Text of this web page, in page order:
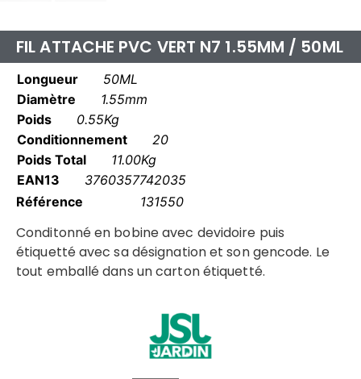
FIL ATTACHE PVC VERT N7 1.55MM / 50ML
Longueur
50ML
Diamètre
1.55mm
Poids
0.55Kg
Conditionnement
20
Poids Total
11.00Kg
EAN13
3760357742035
Référence
131550
Conditonné en bobine avec devidoire puis
étiquetté avec sa désignation et son gencode. Le
tout emballé dans un carton étiquetté.